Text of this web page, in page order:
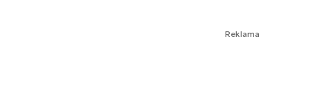
Reklama